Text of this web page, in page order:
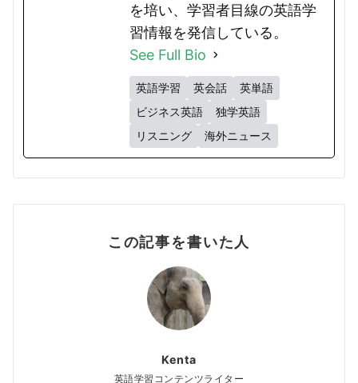
を培い、学習者目線の英語学
習情報を発信している。
See Full Bio
英語学習 英会話
英単語
ビジネス英語
独学英語
リスニング
海外ニュース
この記事を書いた人
Kenta
英語学習コンテンツライター